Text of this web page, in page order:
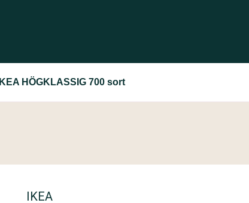
IKEA HÖGKLASSIG 700 sort
IKEA